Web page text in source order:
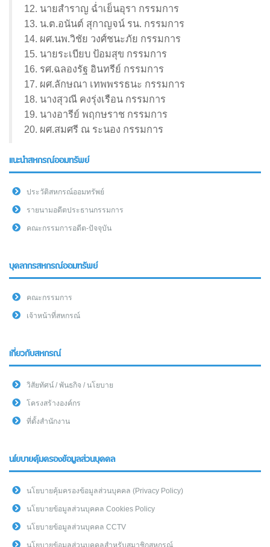
12. นายสำราญ ฉ่ำเย็นอุรา กรรมการ
13. น.ต.อนันต์ สุกาญจน์ รน. กรรมการ
14. ผศ.นพ.วิชัย วงศ์ชนะภัย กรรมการ
15. นายระเบียบ ป้อมสุข กรรมการ
16. รศ.ฉลองรัฐ อินทรีย์ กรรมการ
17. ผศ.ลักษณา เทพพรรธนะ กรรมการ
18. นางสุวณี คงรุ่งเรือน กรรมการ
19. นางอารีย์ พฤกษราช กรรมการ
20. ผศ.สมศรี ณ ระนอง กรรมการ
แนะนำสหกรณ์ออมทรัพย์
ประวัติสหกรณ์ออมทรัพย์
รายนามอดีตประธานกรรมการ
คณะกรรมการอดีต-ปัจจุบัน
บุคลากรสหกรณ์ออมทรัพย์
คณะกรรมการ
เจ้าหน้าที่สหกรณ์
เกี่ยวกับสหกรณ์
วิสัยทัศน์ / พันธกิจ / นโยบาย
โครงสร้างองค์กร
ที่ตั้งสำนักงาน
นโยบายคุ้มครองข้อมูลส่วนบุคคล
นโยบายคุ้มครองข้อมูลส่วนบุคคล (Privacy Policy)
นโยบายข้อมูลส่วนบุคคล Cookies Policy
นโยบายข้อมูลส่วนบุคคล CCTV